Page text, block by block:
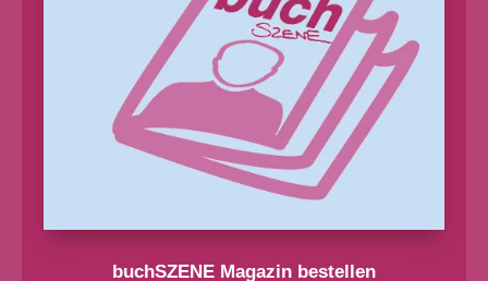
buchSZENE Magazin bestellen